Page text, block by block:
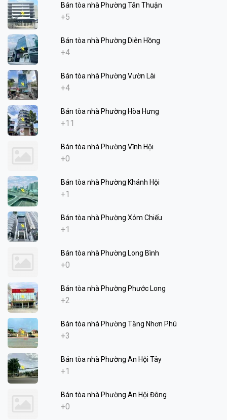
Bán tòa nhà Phường Tân Thuận
+5
Bán tòa nhà Phường Diên Hồng
+4
Bán tòa nhà Phường Vườn Lài
+4
Bán tòa nhà Phường Hòa Hưng
+11
Bán tòa nhà Phường Vĩnh Hội
+0
Bán tòa nhà Phường Khánh Hội
+1
Bán tòa nhà Phường Xóm Chiếu
+1
Bán tòa nhà Phường Long Bình
+0
Bán tòa nhà Phường Phước Long
+2
Bán tòa nhà Phường Tăng Nhơn Phú
+3
Bán tòa nhà Phường An Hội Tây
+1
Bán tòa nhà Phường An Hội Đông
+0